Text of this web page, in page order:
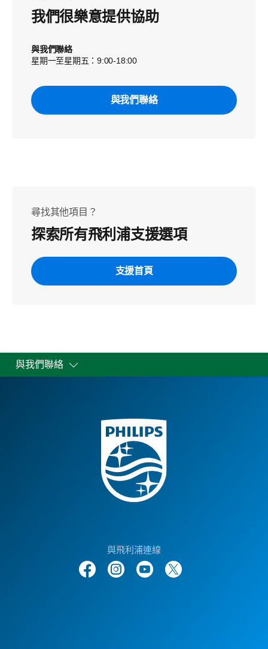
我們很樂意提供協助
與我們聯絡
星期一至星期五：9:00-18:00
與我們聯絡
尋找其他項目？
探索所有飛利浦支援選項
支援首頁
與我們聯絡
與飛利浦連線